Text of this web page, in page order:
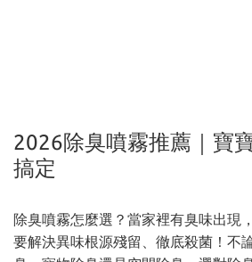
2026除臭噴霧推薦｜寶
搞定
除臭噴霧怎麼選？當家裡有臭味出現
要解決異味根源殘留、徹底殺菌！不